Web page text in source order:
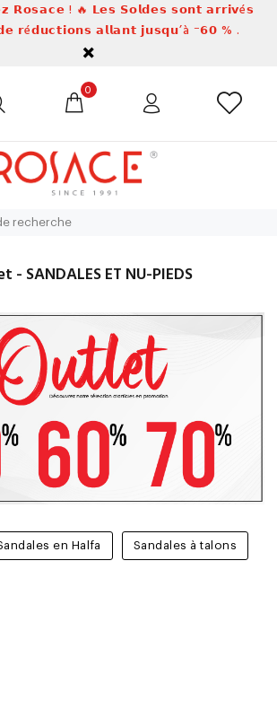
𝗥𝗼𝘀𝗮𝗰𝗲 ! 🔥 𝗟𝗲𝘀 𝗦𝗼𝗹𝗱𝗲𝘀 𝘀𝗼𝗻𝘁 𝗮𝗿𝗿𝗶𝘃é𝘀
𝗿é𝗱𝘂𝗰𝘁𝗶𝗼𝗻𝘀 𝗮𝗹𝗹𝗮𝗻𝘁 𝗷𝘂𝘀𝗾𝘂’à ⁻𝟲𝟬 % .
0
recherche
- SANDALES ET NU-PIEDS
en Halfa Sandales à talons